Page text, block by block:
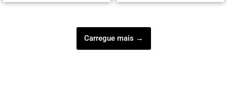
Carregue mais →